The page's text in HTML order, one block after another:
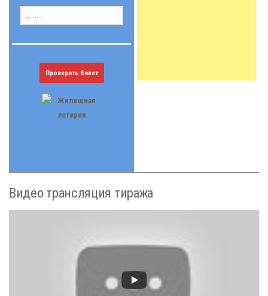
Проверить билет
Видео трансляция тиража